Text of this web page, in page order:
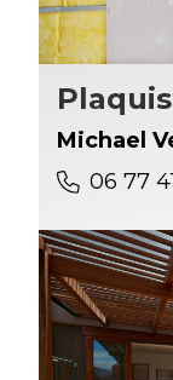
Michael
06 77